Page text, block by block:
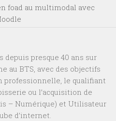
foad au multimodal avec
depuis presque 40 ans sur
au BTS, avec des objectifs
professionnelle, le qualifiant
ou l’acquisition de
– Numérique) et Utilisateur
d’internet.